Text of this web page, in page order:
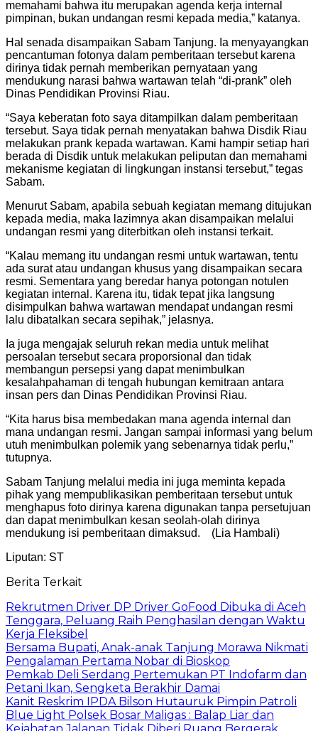
memahami bahwa itu merupakan agenda kerja internal
pimpinan, bukan undangan resmi kepada media,” katanya.
Hal senada disampaikan Sabam Tanjung. Ia menyayangkan
pencantuman fotonya dalam pemberitaan tersebut karena
dirinya tidak pernah memberikan pernyataan yang
mendukung narasi bahwa wartawan telah “di-prank” oleh
Dinas Pendidikan Provinsi Riau.
“Saya keberatan foto saya ditampilkan dalam pemberitaan
tersebut. Saya tidak pernah menyatakan bahwa Disdik Riau
melakukan prank kepada wartawan. Kami hampir setiap hari
berada di Disdik untuk melakukan peliputan dan memahami
mekanisme kegiatan di lingkungan instansi tersebut,” tegas
Sabam.
Menurut Sabam, apabila sebuah kegiatan memang ditujukan
kepada media, maka lazimnya akan disampaikan melalui
undangan resmi yang diterbitkan oleh instansi terkait.
“Kalau memang itu undangan resmi untuk wartawan, tentu
ada surat atau undangan khusus yang disampaikan secara
resmi. Sementara yang beredar hanya potongan notulen
kegiatan internal. Karena itu, tidak tepat jika langsung
disimpulkan bahwa wartawan mendapat undangan resmi
lalu dibatalkan secara sepihak,” jelasnya.
Ia juga mengajak seluruh rekan media untuk melihat
persoalan tersebut secara proporsional dan tidak
membangun persepsi yang dapat menimbulkan
kesalahpahaman di tengah hubungan kemitraan antara
insan pers dan Dinas Pendidikan Provinsi Riau.
“Kita harus bisa membedakan mana agenda internal dan
mana undangan resmi. Jangan sampai informasi yang belum
utuh menimbulkan polemik yang sebenarnya tidak perlu,”
tutupnya.
Sabam Tanjung melalui media ini juga meminta kepada
pihak yang mempublikasikan pemberitaan tersebut untuk
menghapus foto dirinya karena digunakan tanpa persetujuan
dan dapat menimbulkan kesan seolah-olah dirinya
mendukung isi pemberitaan dimaksud. (Lia Hambali)
Liputan: ST
Berita Terkait
Rekrutmen Driver DP Driver GoFood Dibuka di Aceh
Tenggara, Peluang Raih Penghasilan dengan Waktu
Kerja Fleksibel
Bersama Bupati, Anak-anak Tanjung Morawa Nikmati
Pengalaman Pertama Nobar di Bioskop
Pemkab Deli Serdang Pertemukan PT Indofarm dan
Petani Ikan, Sengketa Berakhir Damai
Kanit Reskrim IPDA Bilson Hutauruk Pimpin Patroli
Blue Light Polsek Bosar Maligas : Balap Liar dan